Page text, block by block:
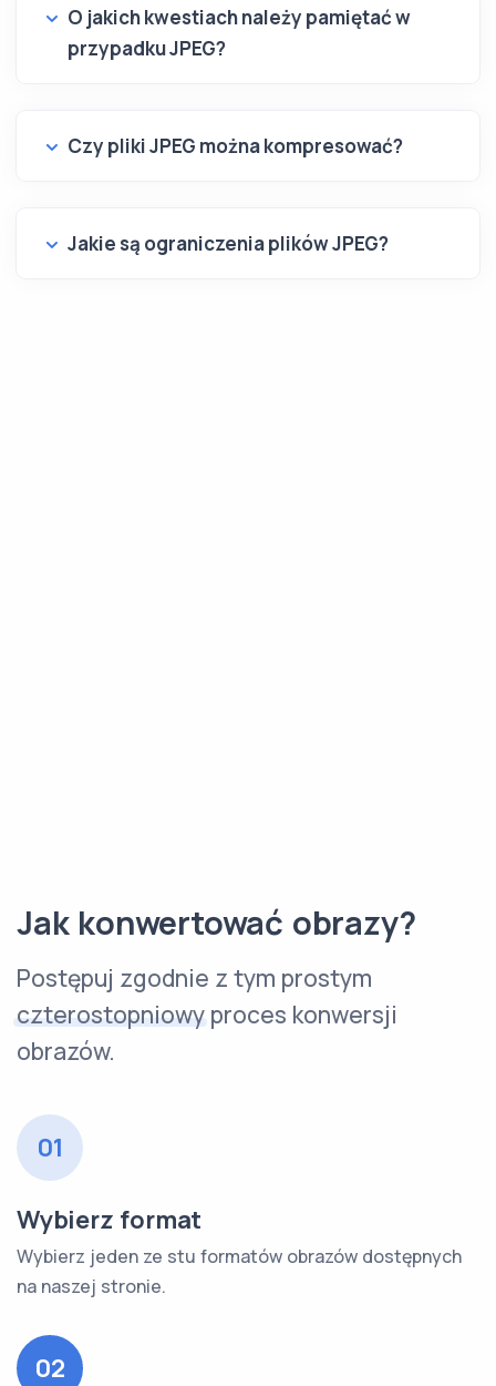
O jakich kwestiach należy pamiętać w
przypadku JPEG?
Czy pliki JPEG można kompresować?
Jakie są ograniczenia plików JPEG?
Jak konwertować obrazy?
Postępuj zgodnie z tym prostym
czterostopniowyproces konwersji
obrazów.
01
Wybierz format
Wybierz jeden ze stu formatów obrazów dostępnych
na naszej stronie.
02